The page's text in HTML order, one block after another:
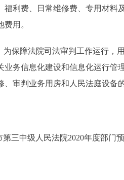
福利费、日常维修费、专用材料
用。
保障法院司法审判工作运行，用
业务信息化建设和信息化运行管
、审判业务用房和人民法庭设备
第三中级人民法院2020年度部门